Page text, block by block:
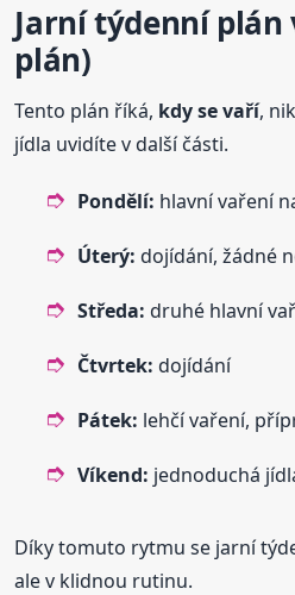
Jarní týdenní
plán)
Tento plán říká, kdy se vaří,
jídla uvidíte v další části.
Pondělí: hlavní vaření
Úterý: dojídání, žádné
Středa: druhé hlavní
Čtvrtek: dojídání
Pátek: lehčí vaření,
Víkend: jednoduchá
Díky tomuto rytmu se jarní
ale v klidnou rutinu.